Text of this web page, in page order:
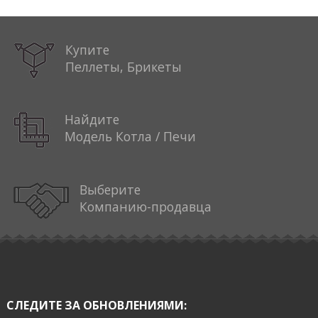
Купите
Пеллеты, Брикеты
Найдите
Модель Котла / Печи
Выберите
Компанию-продавца
СЛЕДИТЕ ЗА ОБНОВЛЕНИЯМИ: